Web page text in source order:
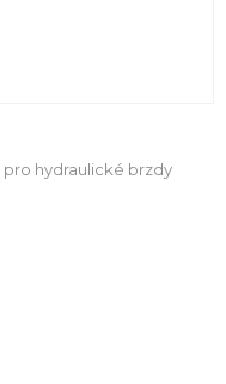
pro hydraulické brzdy